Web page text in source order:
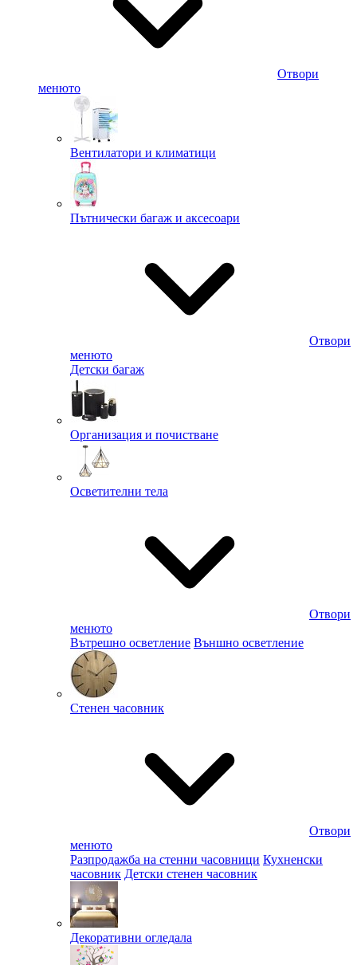
Отвори
менюто
Вентилатори и климатици
Пътнически багаж и аксесоари
Отвори
менюто
Детски багаж
Организация и почистване
Осветителни тела
Отвори
менюто
Вътрешно осветление Външно осветление
Стенен часовник
Отвори
менюто
Разпродажба на стенни часовници Кухненски
часовник Детски стенен часовник
Декоративни огледала